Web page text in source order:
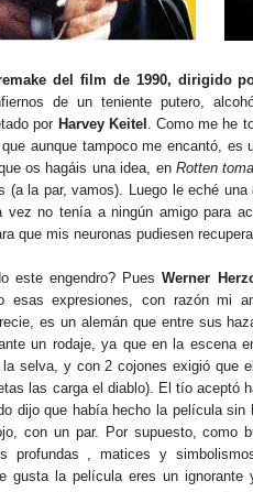
del film de 1990, dirigido
de un teniente putero,
por Harvey Keitel . Como me he
aunque tampoco me encantó,
os hagáis una idea, en Rotten
(a la par, vamos). Luego le eché
vez no tenía a ningún amigo para
que mis neuronas pudiesen
este engendro? PuesWerner
esas expresiones, con razón mi
es un alemán que entre sus
un rodaje, ya que en la escena
selva, y con 2 cojones exigió que
las carga el diablo). El tío aceptó
dijo que había hecho la película
con un par. Por supuesto, como
profundas , matices y
gusta la película eres un